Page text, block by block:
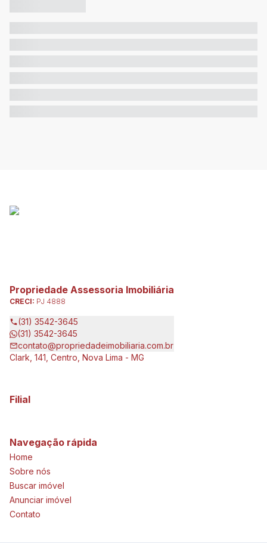
Propriedade Assessoria Imobiliária
CRECI: PJ 4888
(31) 3542-3645
(31) 3542-3645
contato@propriedadeimobiliaria.com.br
Clark, 141, Centro, Nova Lima - MG
Filial
Navegação rápida
Home
Sobre nós
Buscar imóvel
Anunciar imóvel
Contato